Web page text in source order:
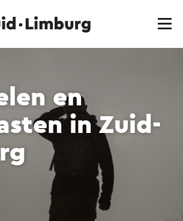
en
in Zuid-